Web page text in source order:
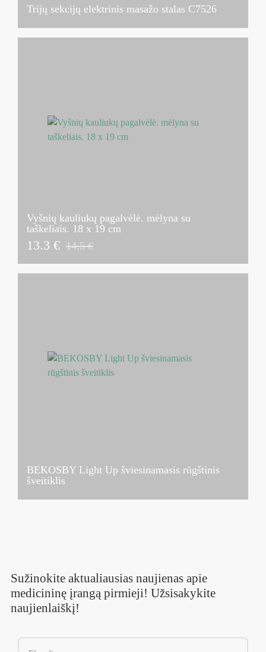
Trijų sekcijų elektrinis masažo stalas C7526
Vyšnių kauliukų pagalvėlė. mėlyna su
taškeliais. 18 x 19 cm
13.3 € 14.5 €
BEKOSBY Light Up šviesinamasis rūgštinis
šveitiklis
Sužinokite aktualiausias naujienas apie
medicininę įrangą pirmieji! Užsisakykite
naujienlaiškį!